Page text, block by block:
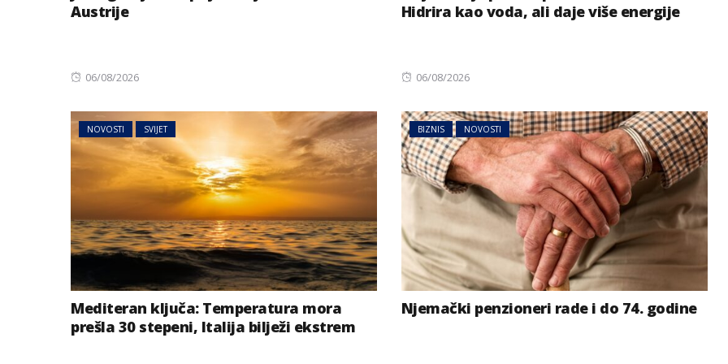
Austrije
Posted
06/08/2026
Hidrira kao voda, ali daje više energije
Posted
06/08/2026
NOVOSTI SVIJET
Mediteran ključa: Temperatura mora
prešla 30 stepeni, Italija bilježi ekstrem
BIZNIS NOVOSTI
Njemački penzioneri rade i do 74. godine
AUSTRIJA NOVOSTI
Jake grmljavine prijete
dijelovima Austrije
MAGAZIN NOVOSTI
AI sve više radi umjesto nas:
Postajemo li zbog toga
gluplji?